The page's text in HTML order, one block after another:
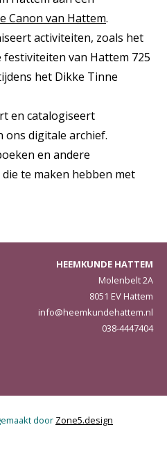
Canon van Hattem.
activiteiten, zoals het
festiviteiten van Hattem 725
het Dikke Tinne
en catalogiseert
ons digitale archief.
en andere
te maken hebben met
HEEMKUNDE HATTEM
Molenbelt 2A
8051 EV Hattem
info@heemkundehattem.nl
038-4447404
door Zone5.design